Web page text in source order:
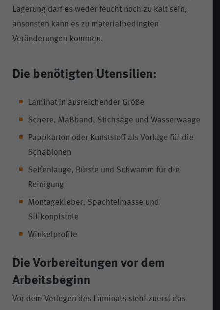
Lagerung darf es weder feucht noch zu kalt sein,
ansonsten kann es zu materialbedingten
Veränderungen kommen.
Die benötigten Utensilien:
Laminat in ausreichender Größe
Schere, Maßband, Stichsäge und Wasserwaage
Pappkarton oder Kunststoff als Vorlage für die
Schablonen
Seifenlauge, Bürste und Schwamm für die
Reinigung
Montagekleber, Spachtelmasse und
Silikonpistole
Winkelprofile
Die Vorbereitungen vor dem
Arbeitsbeginn
Vor dem Verlegen des Laminats steht zuerst das